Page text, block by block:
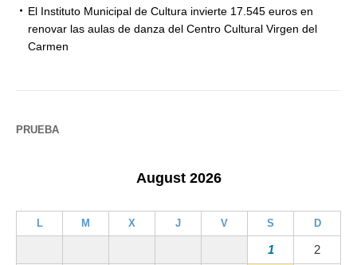
El Instituto Municipal de Cultura invierte 17.545 euros en
renovar las aulas de danza del Centro Cultural Virgen del
Carmen
PRUEBA
August 2026
L M X J V S D
1 2